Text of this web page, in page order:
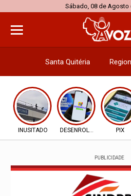
Sábado, 08 de Agosto
Santa Quitéria
INUSITADO DESENROLA 2.0 PIX
PUBLICIDADE